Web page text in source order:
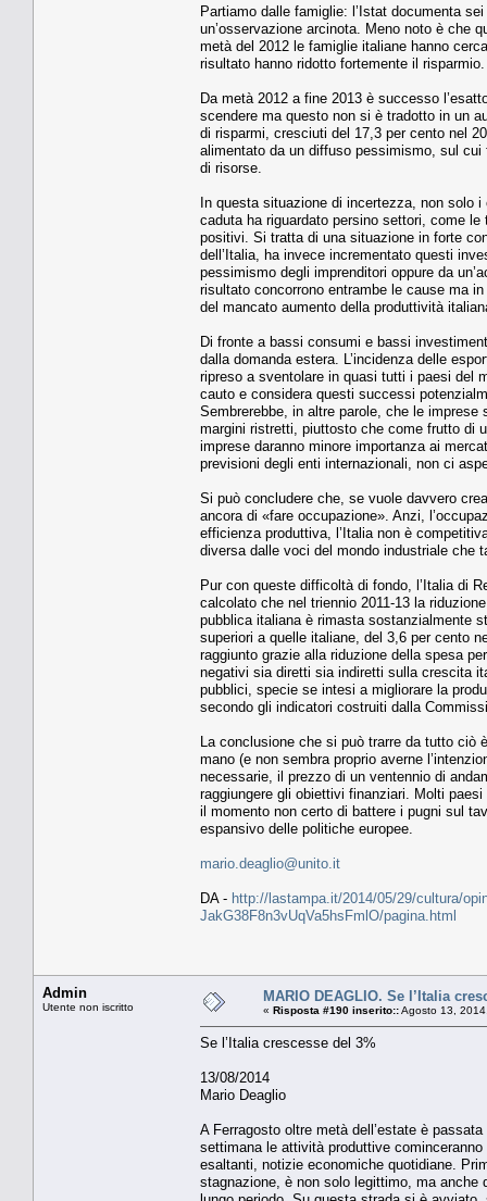
Partiamo dalle famiglie: l’Istat documenta
un’osservazione arcinota. Meno noto è che
metà del 2012 le famiglie italiane hanno
risultato hanno ridotto fortemente il
Da metà 2012 a fine 2013 è successo
scendere ma questo non si è tradotto in un
di risparmi, cresciuti del 17,3 per cento nel
alimentato da un diffuso pessimismo, sul
di risorse.
In questa situazione di incertezza, non solo
caduta ha riguardato persino settori, come
positivi. Si tratta di una situazione in forte
dell’Italia, ha invece incrementato questi
pessimismo degli imprenditori oppure da
risultato concorrono entrambe le cause ma
del mancato aumento della produttività
Di fronte a bassi consumi e bassi
dalla domanda estera. L’incidenza delle
ripreso a sventolare in quasi tutti i paesi del
cauto e considera questi successi
Sembrerebbe, in altre parole, che le imprese
margini ristretti, piuttosto che come frutto di
imprese daranno minore importanza ai
previsioni degli enti internazionali, non ci
Si può concludere che, se vuole davvero
ancora di «fare occupazione». Anzi,
efficienza produttiva, l’Italia non è
diversa dalle voci del mondo industriale che
Pur con queste difficoltà di fondo, l’Italia di
calcolato che nel triennio 2011-13 la
pubblica italiana è rimasta sostanzialmente
superiori a quelle italiane, del 3,6 per cento
raggiunto grazie alla riduzione della spesa
negativi sia diretti sia indiretti sulla crescita
pubblici, specie se intesi a migliorare la
secondo gli indicatori costruiti dalla
La conclusione che si può trarre da tutto ciò
mano (e non sembra proprio averne
necessarie, il prezzo di un ventennio di
raggiungere gli obiettivi finanziari. Molti
il momento non certo di battere i pugni sul
espansivo delle politiche europee.
mario.deaglio@unito.it
DA - http://lastampa.it/2014/05/29/cultura/
JakG38F8n3vUqVa5hsFmlO/pagina.html
Admin
Utente non iscritto
MARIO DEAGLIO. Se l’Italia
« Risposta #190 inserito::Agosto 13,
Se l’Italia crescesse del 3%
13/08/2014
Mario Deaglio
A Ferragosto oltre metà dell’estate è
settimana le attività produttive
esaltanti, notizie economiche quotidiane.
stagnazione, è non solo legittimo, ma anche